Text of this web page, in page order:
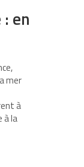
en
mer
à
à la